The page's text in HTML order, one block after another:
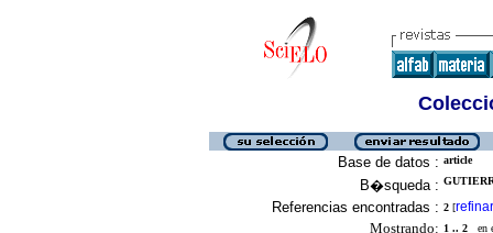
Base de datos : article
B�squeda :
Referencias encontradas : 2 [refinar
Mostrando: 1 .. 2 en